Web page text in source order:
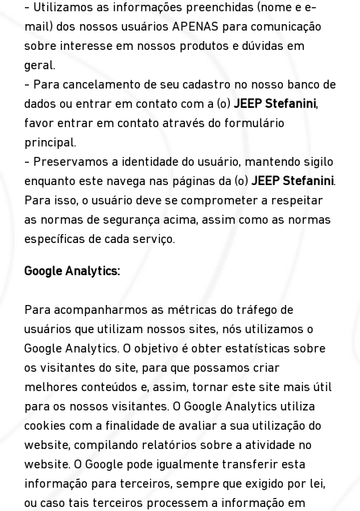
- Utilizamos as informações preenchidas (nome e e-
mail) dos nossos usuários APENAS para comunicação
sobre interesse em nossos produtos e dúvidas em
geral.
- Para cancelamento de seu cadastro no nosso banco de
dados ou entrar em contato com a (o) JEEP Stefanini,
favor entrar em contato através do formulário
principal.
- Preservamos a identidade do usuário, mantendo sigilo
enquanto este navega nas páginas da (o) JEEP Stefanini.
Para isso, o usuário deve se comprometer a respeitar
as normas de segurança acima, assim como as normas
específicas de cada serviço.
Google Analytics:
Para acompanharmos as métricas do tráfego de
usuários que utilizam nossos sites, nós utilizamos o
Google Analytics. O objetivo é obter estatísticas sobre
os visitantes do site, para que possamos criar
melhores conteúdos e, assim, tornar este site mais útil
para os nossos visitantes. O Google Analytics utiliza
cookies com a finalidade de avaliar a sua utilização do
website, compilando relatórios sobre a atividade no
website. O Google pode igualmente transferir esta
informação para terceiros, sempre que exigido por lei,
ou caso tais terceiros processem a informação em